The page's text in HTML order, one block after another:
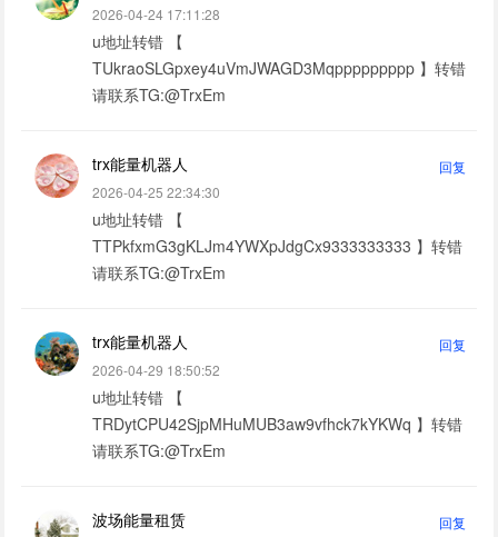
2026-04-24 17:11:28
u地址转错 【
TUkraoSLGpxey4uVmJWAGD3Mqppppppppp 】转错
请联系TG:@TrxEm
trx能量机器人
回复
2026-04-25 22:34:30
u地址转错 【
TTPkfxmG3gKLJm4YWXpJdgCx9333333333 】转错
请联系TG:@TrxEm
trx能量机器人
回复
2026-04-29 18:50:52
u地址转错 【
TRDytCPU42SjpMHuMUB3aw9vfhck7kYKWq 】转错
请联系TG:@TrxEm
波场能量租赁 回复